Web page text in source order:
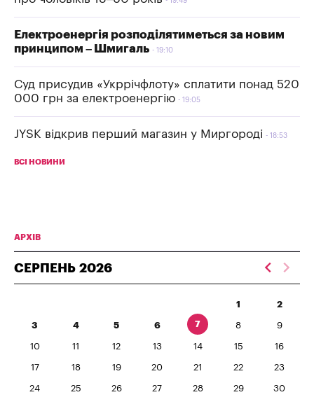
Електроенергія розподілятиметься за новим
принципом – Шмигаль
19:10
Суд присудив «Укррічфлоту» сплатити понад 520
000 грн за електроенергію
19:05
JYSK відкрив перший магазин у Миргороді 18:53
ВСІ НОВИНИ
АРХІВ
СЕРПЕНЬ 2026
1 2
3 4 5 6 7 8 9
10 11 12 13 14 15 16
17 18 19 20 21 22 23
24 25 26 27 28 29 30